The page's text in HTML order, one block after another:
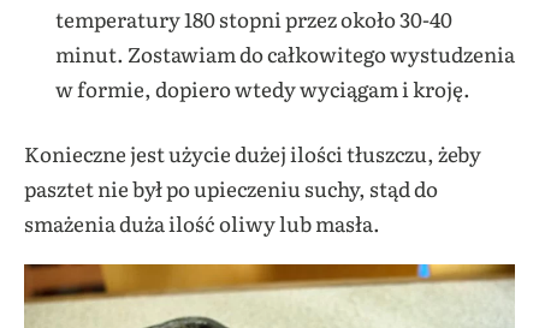
temperatury 180 stopni przez około 30-40
minut. Zostawiam do całkowitego wystudzenia
w formie, dopiero wtedy wyciągam i kroję.
Konieczne jest użycie dużej ilości tłuszczu, żeby
pasztet nie był po upieczeniu suchy, stąd do
smażenia duża ilość oliwy lub masła.